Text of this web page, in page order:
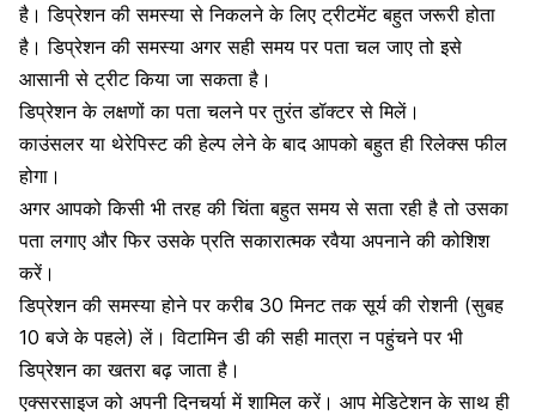
है। डिप्रेशन की समस्या से निकलने के लिए ट्रीटमेंट बहुत जरूरी होता
है। डिप्रेशन की समस्या अगर सही समय पर पता चल जाए तो इसे
आसानी से ट्रीट किया जा सकता है।
डिप्रेशन के लक्षणों का पता चलने पर तुरंत डॉक्टर से मिलें।
काउंसलर या थेरेपिस्ट की हेल्प लेने के बाद आपको बहुत ही रिलेक्स फील
होगा।
अगर आपको किसी भी तरह की चिंता बहुत समय से सता रही है तो उसका
पता लगाए और फिर उसके प्रति सकारात्मक रवैया अपनाने की कोशिश
करें।
डिप्रेशन की समस्या होने पर करीब 30 मिनट तक सूर्य की रोशनी (सुबह
10 बजे के पहले) लें। विटामिन डी की सही मात्रा न पहुंचने पर भी
डिप्रेशन का खतरा बढ़ जाता है।
एक्सरसाइज को अपनी दिनचर्या में शामिल करें। आप मेडिटेशन के साथ ही